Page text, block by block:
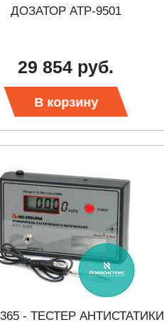
ДОЗАТОР АТР-9501
29 854 руб.
В корзину
- ТЕСТЕР АНТИСТАТИКИ